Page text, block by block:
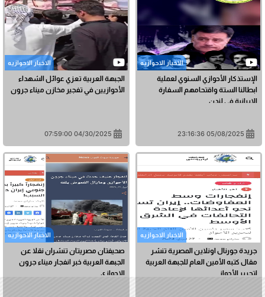
الاخبار الاحوازیه
الإستذكار الأحوازي السنوي لعملية
ابطالنا الستة واقتحامهم السفارة
الايرانية في لندن
05/08/2025 23:16:36
الاخبار الاحوازیه
الجبهة العربية تعزي عوائل الشهداء
الأحوازيين في تفجير مخازن ميناء جرون
04/30/2025 07:59:00
الاخبار الاحوازیه
جريدة جورنال اونلاين المصرية تنشر
مقال كتبه الأمين العام للجبهة العربية
لتحرير الأحواز
الاخبار الاحوازیه
صحيفتان مصريتان تنشران نقلا عن
الجبهة العربية خبر انفجار ميناء جرون
الاحوازي